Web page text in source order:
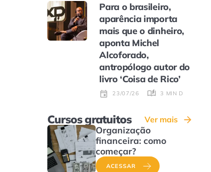
Para o brasileiro,
aparência importa
mais que o dinheiro,
aponta Michel
Alcoforado,
antropólogo autor do
livro ‘Coisa de Rico’
23/07/26 3 MIN DE LEITURA
Cursos gratuitos Ver mais
Organização
financeira: como
começar?
ACESSAR